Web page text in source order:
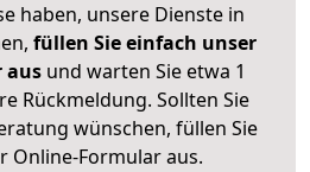
haben, unsere Dienste in
füllen Sie einfach unser
ausund warten Sie etwa 1
Rückmeldung. Sollten Sie
wünschen, füllen Sie
Online-Formular aus.